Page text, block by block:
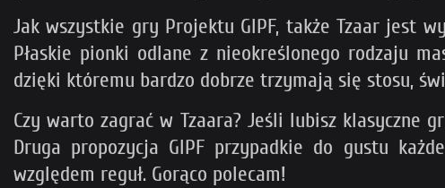
Jak wszystkie gry Projektu GIPF, także Tzaar jest
Płaskie pionki odlane z nieokreślonego rodzaju
dzięki któremu bardzo dobrze trzymają się stosu,
Czy warto zagrać w Tzaara? Jeśli lubisz klasyczne
Druga propozycja GIPF przypadkie do gustu
względem reguł. Gorąco polecam!